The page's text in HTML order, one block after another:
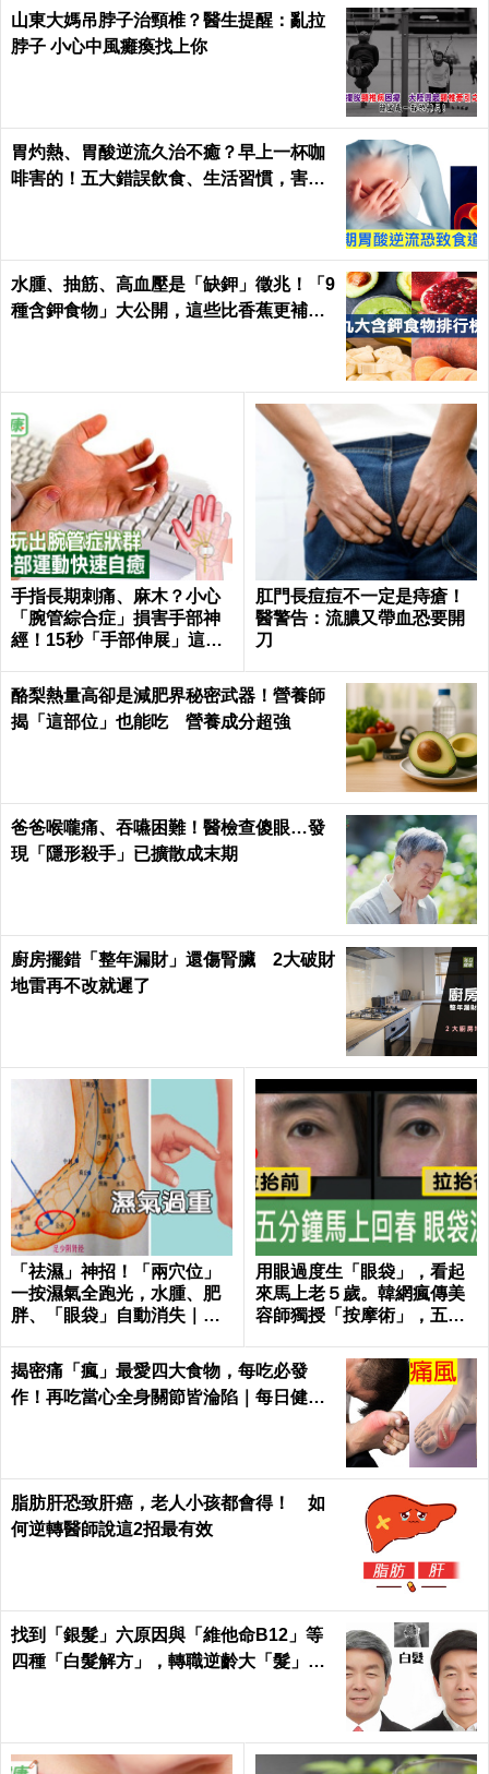
山東大媽吊脖子治頸椎？醫生提醒：亂拉
脖子 小心中風癱瘓找上你
胃灼熱、胃酸逆流久治不癒？早上一杯咖
啡害的！五大錯誤飲食、生活習慣，害你
水腫、抽筋、高血壓是「缺鉀」徵兆！「9
種含鉀食物」大公開，這些比香蕉更補鉀
手指長期刺痛、麻木？小心
「腕管綜合症」損害手部神
經！15秒「手部伸展」這樣
肛門長痘痘不一定是痔瘡！
醫警告：流膿又帶血恐要開
刀
酪梨熱量高卻是減肥界秘密武器！營養師
揭「這部位」也能吃 營養成分超強
爸爸喉嚨痛、吞嚥困難！醫檢查傻眼…發
現「隱形殺手」已擴散成末期
廚房擺錯「整年漏財」還傷腎臟 2大破財
地雷再不改就遲了
「祛濕」神招！「兩穴位」
一按濕氣全跑光，水腫、肥
胖、「眼袋」自動消失｜每
用眼過度生「眼袋」，看起
來馬上老５歲。韓網瘋傳美
容師獨授「按摩術」，五分
揭密痛「瘋」最愛四大食物，每吃必發
作！再吃當心全身關節皆淪陷｜每日健康
脂肪肝恐致肝癌，老人小孩都會得！ 如
何逆轉醫師說這2招最有效
找到「銀髮」六原因與「維他命B12」等
四種「白髮解方」，轉職逆齡大「髮」